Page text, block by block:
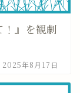
！』を観劇
2025年8月17日